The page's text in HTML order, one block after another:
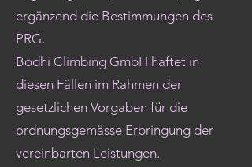
ergänzend die Bestimmungen des
PRG.
Bodhi Climbing GmbH haftet in
diesen Fällen im Rahmen der
gesetzlichen Vorgaben für die
ordnungsgemässe Erbringung der
vereinbarten Leistungen.